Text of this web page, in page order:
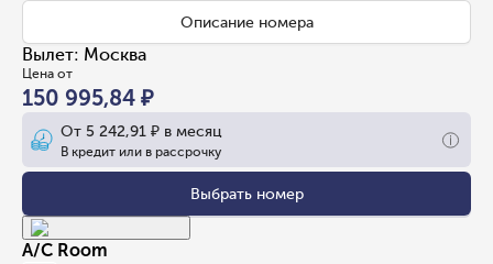
Описание номера
Вылет: Москва
Цена от
150 995,84 ₽
От 5 242,91 ₽ в месяц
В кредит или в рассрочку
Выбрать номер
A/C Room